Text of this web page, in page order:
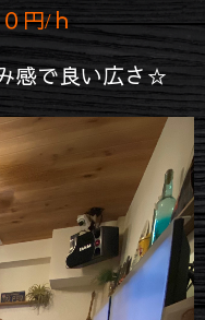
円/ｈ
感で良い広さ☆